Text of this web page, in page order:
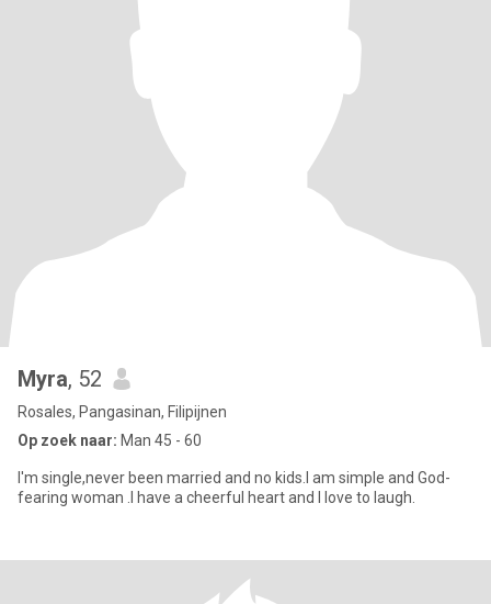
Myra, 52
Rosales, Pangasinan, Filipijnen
Op zoek naar: Man 45 - 60
I'm single,never been married and no kids.I am simple and God-
fearing woman .I have a cheerful heart and I love to laugh.